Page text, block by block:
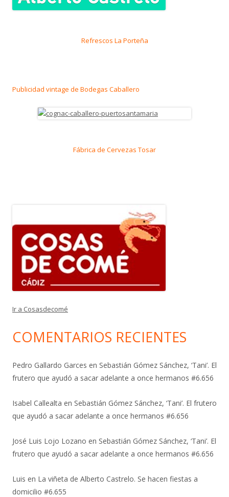
Refrescos La Porteña
Publicidad vintage de Bodegas Caballero
Fábrica de Cervezas Tosar
Ir a Cosasdecomé
COMENTARIOS RECIENTES
Pedro Gallardo Garces en Sebastián Gómez Sánchez, ‘Tani’. El
frutero que ayudó a sacar adelante a once hermanos #6.656
Isabel Callealta en Sebastián Gómez Sánchez, ‘Tani’. El frutero
que ayudó a sacar adelante a once hermanos #6.656
José Luis Lojo Lozano en Sebastián Gómez Sánchez, ‘Tani’. El
frutero que ayudó a sacar adelante a once hermanos #6.656
Luis en La viñeta de Alberto Castrelo. Se hacen fiestas a
domicilio #6.655